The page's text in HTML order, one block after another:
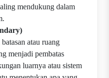
mendukung dalam
atau ruang
menjadi pembatas
luarnya atau sistem